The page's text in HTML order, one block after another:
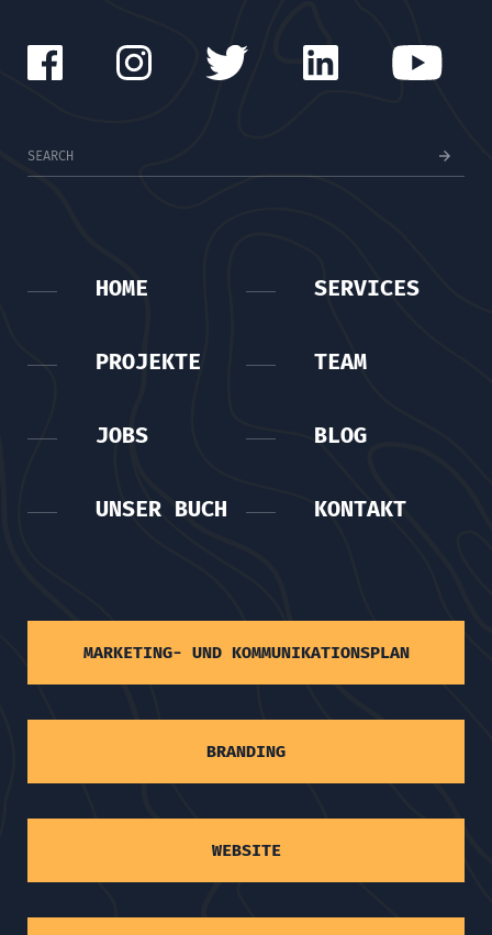
HOME SERVICES
PROJEKTE TEAM
JOBS BLOG
UNSER BUCH KONTAKT
MARKETING- UND KOMMUNIKATIONSPLAN
BRANDING
WEBSITE